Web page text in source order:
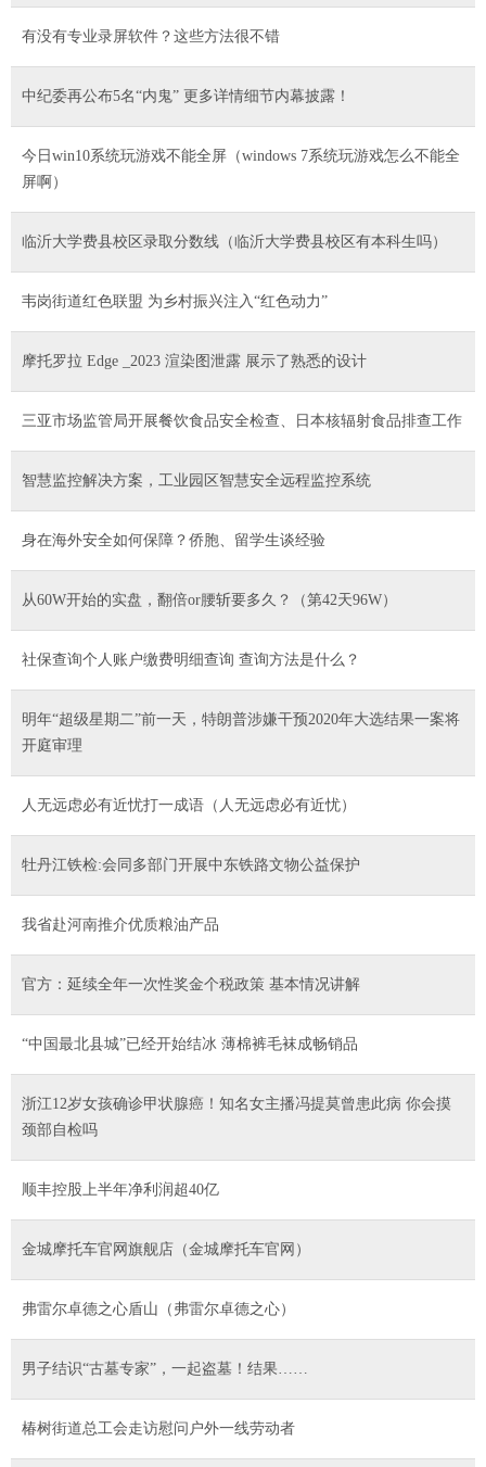
有没有专业录屏软件？这些方法很不错
中纪委再公布5名“内鬼” 更多详情细节内幕披露！
今日win10系统玩游戏不能全屏（windows 7系统玩游戏怎么不能全
屏啊）
临沂大学费县校区录取分数线（临沂大学费县校区有本科生吗）
韦岗街道红色联盟 为乡村振兴注入“红色动力”
摩托罗拉 Edge _2023 渲染图泄露 展示了熟悉的设计
三亚市场监管局开展餐饮食品安全检查、日本核辐射食品排查工作
智慧监控解决方案，工业园区智慧安全远程监控系统
身在海外安全如何保障？侨胞、留学生谈经验
从60W开始的实盘，翻倍or腰斩要多久？（第42天96W）
社保查询个人账户缴费明细查询 查询方法是什么？
明年“超级星期二”前一天，特朗普涉嫌干预2020年大选结果一案将
开庭审理
人无远虑必有近忧打一成语（人无远虑必有近忧）
牡丹江铁检:会同多部门开展中东铁路文物公益保护
我省赴河南推介优质粮油产品
官方：延续全年一次性奖金个税政策 基本情况讲解
“中国最北县城”已经开始结冰 薄棉裤毛袜成畅销品
浙江12岁女孩确诊甲状腺癌！知名女主播冯提莫曾患此病 你会摸
颈部自检吗
顺丰控股上半年净利润超40亿
金城摩托车官网旗舰店（金城摩托车官网）
弗雷尔卓德之心盾山（弗雷尔卓德之心）
男子结识“古墓专家”，一起盗墓！结果……
椿树街道总工会走访慰问户外一线劳动者